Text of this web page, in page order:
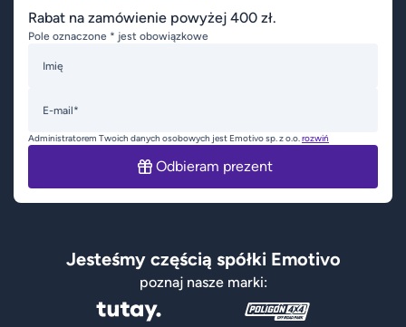
Rabat na zamówienie powyżej 400 zł.
Pole oznaczone * jest obowiązkowe
Imię
E-mail*
Administratorem Twoich danych osobowych jest Emotivo sp. z o.o.rozwiń
Odbieram prezent
Jesteśmy częścią spółki Emotivo
poznaj nasze marki: